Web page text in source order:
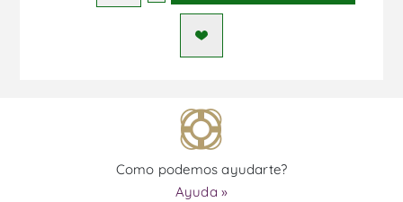
Como podemos ayudarte?
Ayuda »